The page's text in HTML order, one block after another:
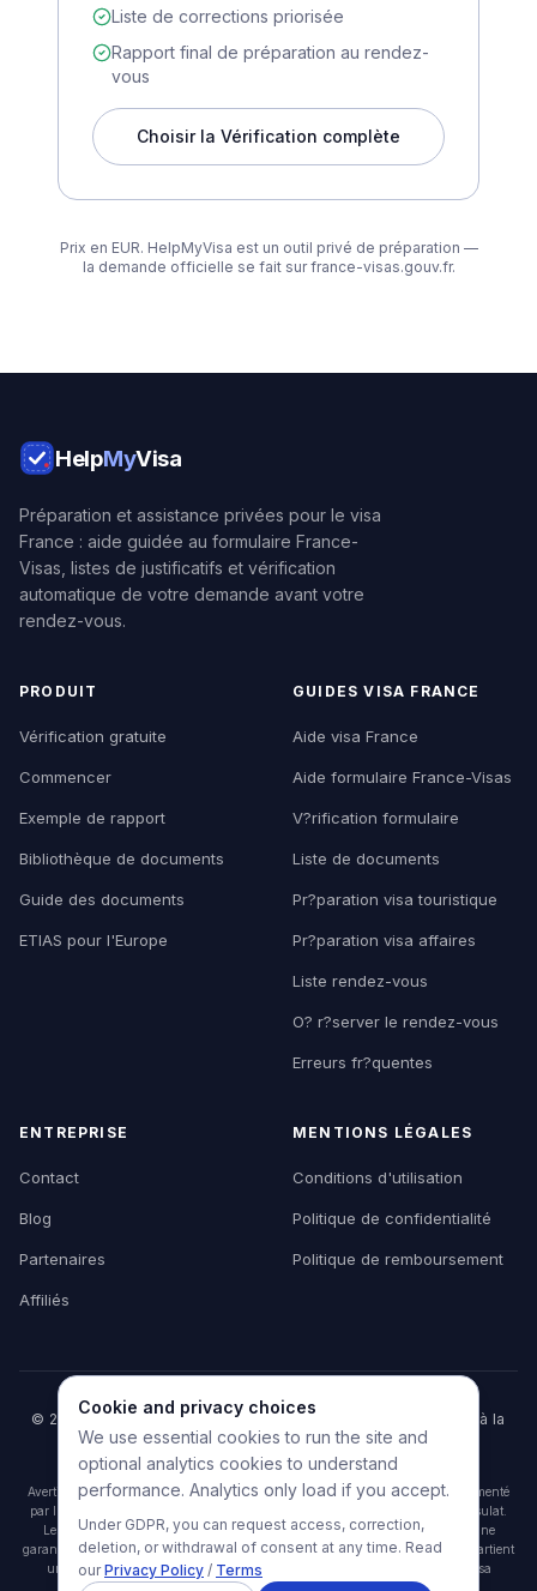
Cookie and privacy choices
We use essential cookies to run the site and
optional analytics cookies to understand
performance. Analytics only load if you accept.
Under GDPR, you can request access, correction,
deletion, or withdrawal of consent at any time. Read
our Privacy Policy / Terms
Liste de corrections priorisée
Rapport final de préparation au rendez-
vous
Choisir la Vérification complète
Prix en EUR. HelpMyVisa est un outil privé de préparation —
la demande officielle se fait sur france-visas.gouv.fr.
HelpMyVisa
Préparation et assistance privées pour le visa
France : aide guidée au formulaire France-
Visas, listes de justificatifs et vérification
automatique de votre demande avant votre
rendez-vous.
PRODUIT
Vérification gratuite
Commencer
Exemple de rapport
Bibliothèque de documents
Guide des documents
ETIAS pour l'Europe
GUIDES VISA FRANCE
Aide visa France
Aide formulaire France-Visas
V?rification formulaire
Liste de documents
Pr?paration visa touristique
Pr?paration visa affaires
Liste rendez-vous
O? r?server le rendez-vous
Erreurs fr?quentes
ENTREPRISE
Contact
Blog
Partenaires
Affiliés
MENTIONS LÉGALES
Conditions d'utilisation
Politique de confidentialité
Politique de remboursement
© 2026 HelpMyVisa. Tous droits réservés. Outil privé d'aide à la
préparation de dossier — non affilié à un organisme
gouvernemental.
Avertissement : HelpMyVisa est un outil privé de préparation de documents alimenté
par l'IA. Il n'est affilié à aucune agence gouvernementale, ambassade ou consulat.
Les résultats d'analyse sont des pré-vérifications indicatives uniquement et ne
garantissent ni l'approbation ni le refus du visa. La décision finale de visa appartient
uniquement à l'autorité consulaire ou d'immigration compétente. HelpMyVisa
n'accepte aucune responsabilité pour toute décision de visa.